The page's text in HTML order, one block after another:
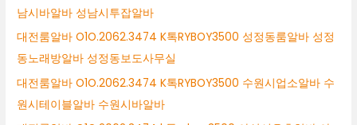
남시바알바 성남시투잡알바
대전룸알바 O1O.2062.3474 K톡RYBOY3500 성정동룸알바 성정
동노래방알바 성정동보도사무실
대전룸알바 O1O.2062.3474 K톡RYBOY3500 수원시업소알바 수
원시테이블알바 수원시바알바